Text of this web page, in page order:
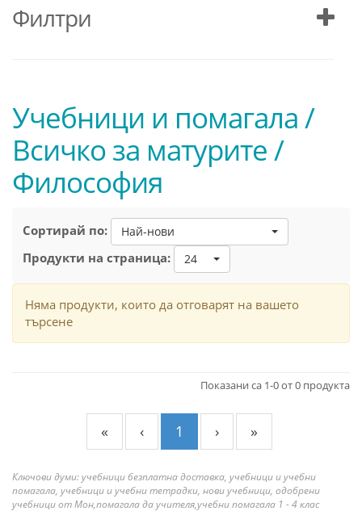
Филтри
Учебници и помагала /
Всичко за матурите /
Философия
Сортирай по: Най-нови
Продукти на страница: 24
Няма продукти, които да отговарят на вашето
търсене
Показани са 1-0 от 0 продукта
« ‹ 1 › »
Ключови думи: учебници безплатна доставка, учебници и учебни
помагала, учебници и учебни тетрадки, нови учебници, одобрени
учебници от Мон,помагала да учителя,учебни помагала 1 - 4 клас